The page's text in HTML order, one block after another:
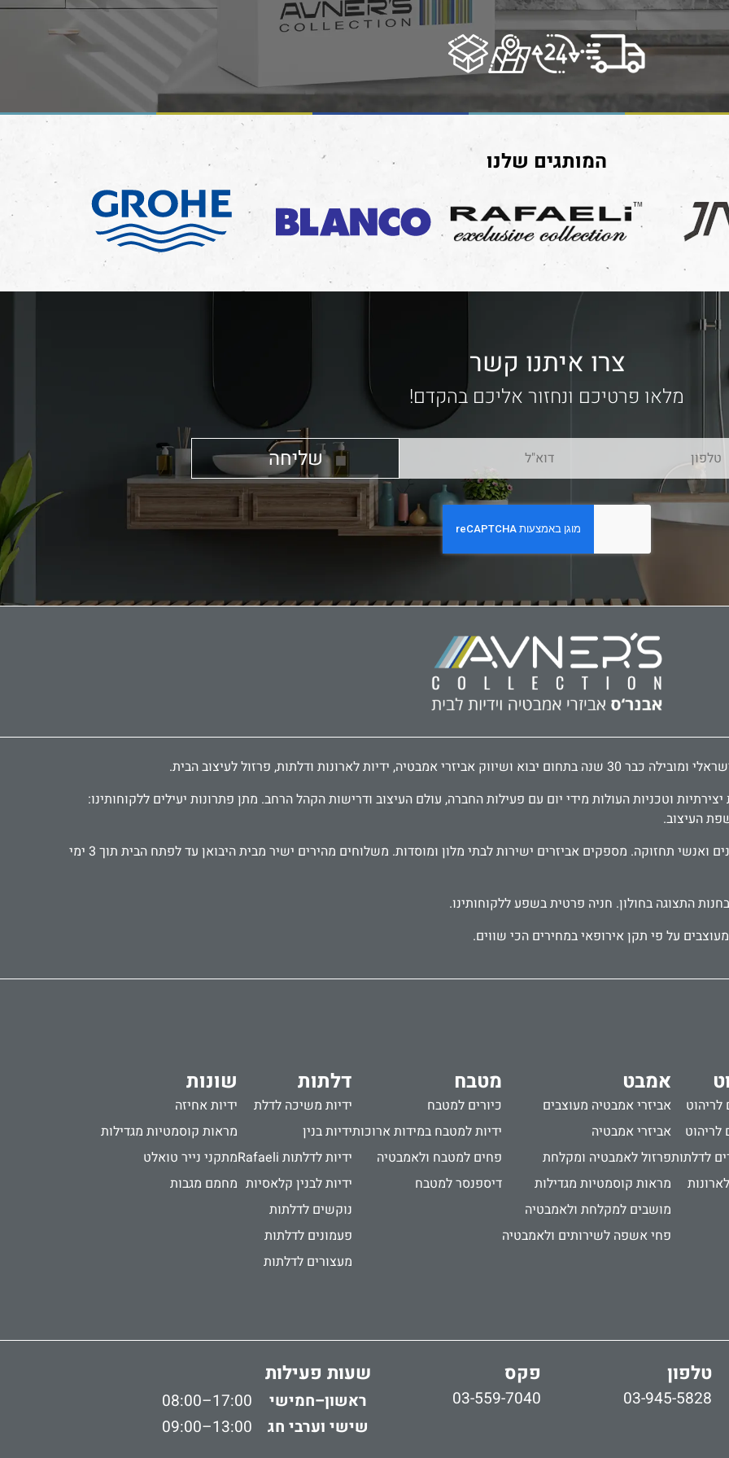
המותגים שלנו
צרו איתנו קשר
מלאו פרטיכם ונחזור אליכם בהקדם!
שליחה
לארונות ודלתות, פרזול לעיצוב הבית.
וטכניות העולות מידי יום עם פעילות החברה, עולם העיצוב ודרישות הקהל הרחב. מתן פתרונות יעילים ללקוחותינו:
העיצוב.
אנו עובדים עם קהל פרטי ועסקי, אדריכלים ומעצבים, קבלנים ואנשי תחזוקה. מספקים אביזרים ישירות לבתי מלון ומוסדות. משלוחים מהירים ישיר מבית היבואן עד לפתח הבית תוך 3 ימי
התצוגה בחולון. חניה פרטית בשפע ללקוחותינו.
על פי תקן אירופאי במחירים הכי שווים.
לריהוט
לריהוט
לדלתות
אמבט
אביזרי אמבטיה מעוצבים
אביזרי אמבטיה
פרזול לאמבטיה ומקלחת
מראות קוסמטיות מגדילות
מושבים למקלחת ולאמבטיה
פחי אשפה לשירותים ולאמבטיה
מטבח
כיורים למטבח
ידיות למטבח במידות ארוכות
פחים למטבח ולאמבטיה
דיספנסר למטבח
דלתות
ידיות משיכה לדלת
ידיות בנין
ידיות לדלתות Rafaeli
ידיות לבנין קלאסיות
נוקשים לדלתות
פעמונים לדלתות
מעצורים לדלתות
שונות
ידיות אחיזה
מראות קוסמטיות מגדילות
מתקני נייר טואלט
מחמם מגבות
טלפון
03-945-5828
פקס
03-559-7040
שעות פעילות
ראשון–חמישי
08:00–17:00
שישי וערבי חג
09:00–13:00